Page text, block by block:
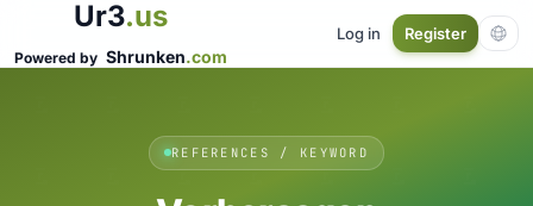
Ur3.us
Powered by Shrunken.com
Log in Register
REFERENCES / KEYWORD